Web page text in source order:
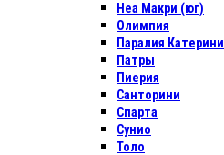
Неа Макри (юг)
Олимпия
Паралия Катерини
Патры
Пиерия
Санторини
Спарта
Сунио
Толо